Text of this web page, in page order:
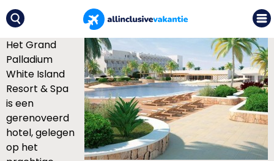
Het Grand
Palladium
White Island
Resort & Spa
is een
gerenoveerd
hotel, gelegen
op het